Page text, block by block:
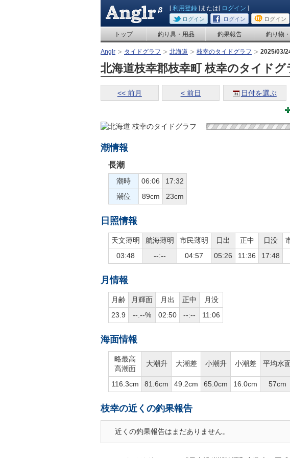
[利用登録 ]または[ ログイン ]
ログイン ログイン ログイン
トップ 釣り具・用品 釣果報告 釣り物
Anglr タイドグラフ 北海道 枝幸のタイドグラフ 2025/03/
北海道枝幸郡枝幸町 枝幸のタイドグ
<< 前月 < 前日 日付を選ぶ
潮情報
長潮
潮時 06:06
17:32
潮位
89cm 23cm
日照情報
天文薄明 航海薄明 市民薄明 日出 正中 日没
03:48
--:-- 04:57 05:26 11:36 17:48
月情報
月齢 月輝面 月出 正中
月没
23.9
--.--% 02:50 --:-- 11:06
海面情報
略最高
高潮面
大潮升 大潮差 小潮升 小潮差 平均水
116.3cm
81.6cm 49.2cm 65.0cm 16.0cm 57cm
枝幸の近くの釣果報告
近くの釣果報告はまだありません。